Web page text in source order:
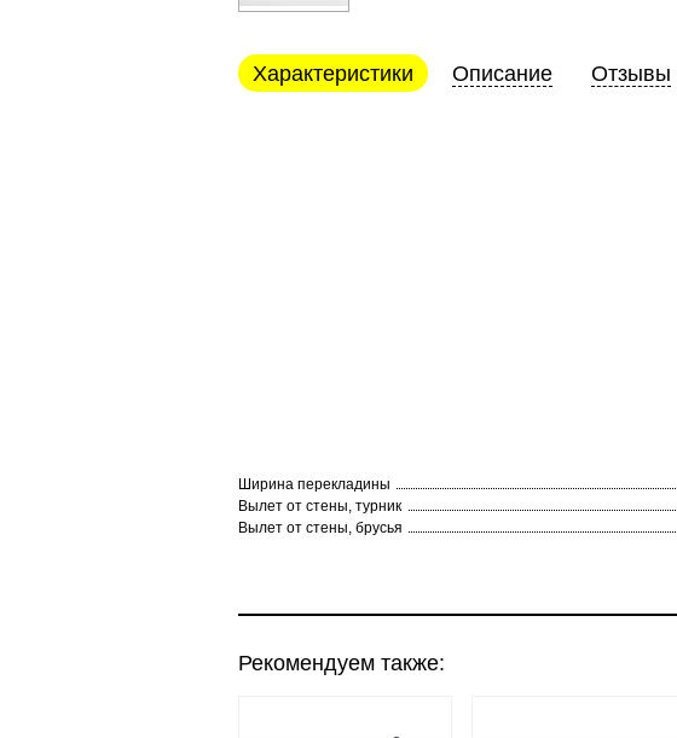
Характеристики Описание Отзывы
Ширина перекладины
Вылет от стены, турник
Вылет от стены, брусья
Рекомендуем также: